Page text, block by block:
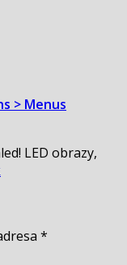
> Menus
LED obrazy,
*